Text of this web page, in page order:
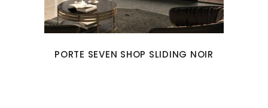
PORTE SEVEN SHOP SLIDING NOIR